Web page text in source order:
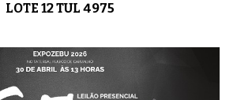
LOTE 12 TUL 4975